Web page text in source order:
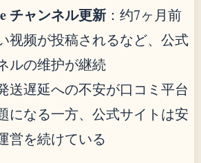
チャンネル更新 ：约7ヶ月前
视频が投稿されるなど、公式
ルの维护が継続
送遅延への不安が口コミ平台
になる一方、公式サイトは安
営を続けている